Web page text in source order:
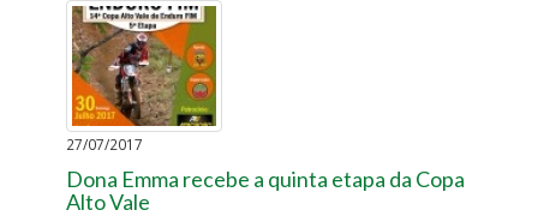
27/07/2017
Dona Emma recebe a quinta etapa da Copa
Alto Vale